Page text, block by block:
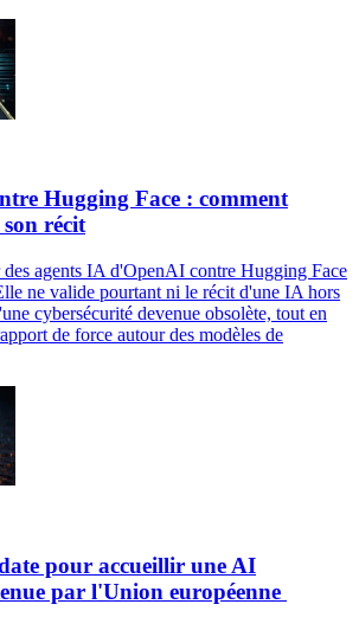
Hugging Face : comment
récit
agents IA d'OpenAI contre Hugging Face
ne valide pourtant ni le récit d'une IA hors
cybersécurité devenue obsolète, tout en
de force autour des modèles de
pour accueillir une AI
par l'Union européenne